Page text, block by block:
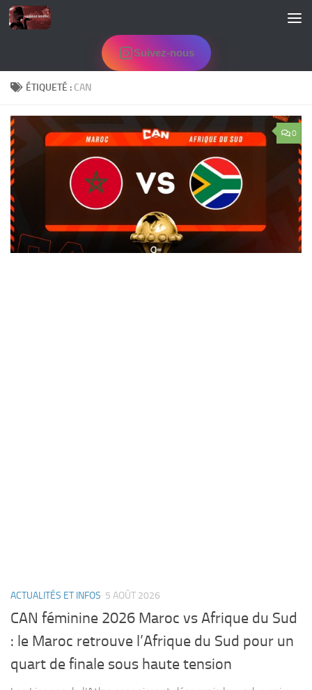
Skip to content
Suivez-nous
ÉTIQUETÉ : CAN
0
ACTUALITÉS ET INFOS 5 AOÛT 2026
CAN féminine 2026 Maroc vs Afrique du Sud
: le Maroc retrouve l’Afrique du Sud pour un
quart de finale sous haute tension